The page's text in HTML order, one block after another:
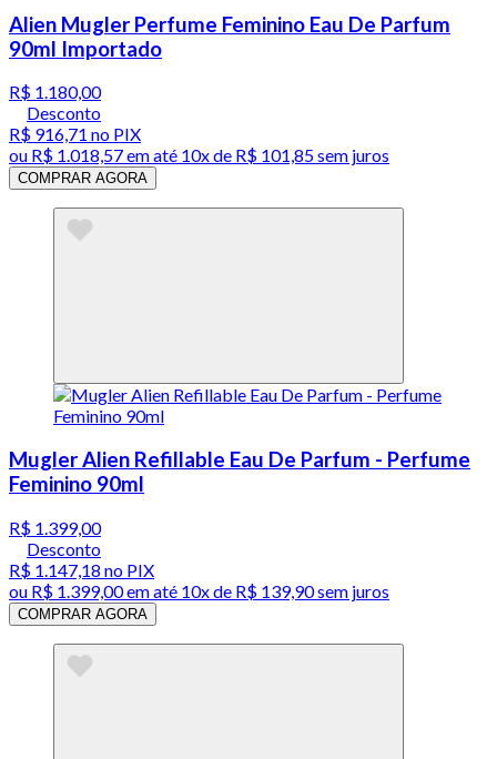
Alien Mugler Perfume Feminino Eau De Parfum
90ml Importado
R$ 1.180,00
Desconto
R$ 916,71 no PIX
ou R$ 1.018,57em até 10x de R$ 101,85 sem juros
COMPRAR AGORA
Mugler Alien Refillable Eau De Parfum - Perfume
Feminino 90ml
R$ 1.399,00
Desconto
R$ 1.147,18 no PIX
ou R$ 1.399,00em até 10x de R$ 139,90 sem juros
COMPRAR AGORA